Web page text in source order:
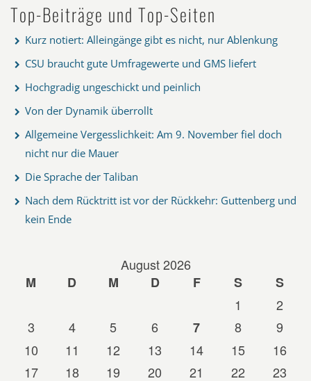
Top-Beiträge und Top-Seiten
Kurz notiert: Alleingänge gibt es nicht, nur Ablenkung
CSU braucht gute Umfragewerte und GMS liefert
Hochgradig ungeschickt und peinlich
Von der Dynamik überrollt
Allgemeine Vergesslichkeit: Am 9. November fiel doch
nicht nur die Mauer
Die Sprache der Taliban
Nach dem Rücktritt ist vor der Rückkehr: Guttenberg und
kein Ende
August 2026
M
D M D F S
S
1
2
3
4 5 6 7 8
9
10
11 12 13 14 15
16
17
18 19 20 21 22 23